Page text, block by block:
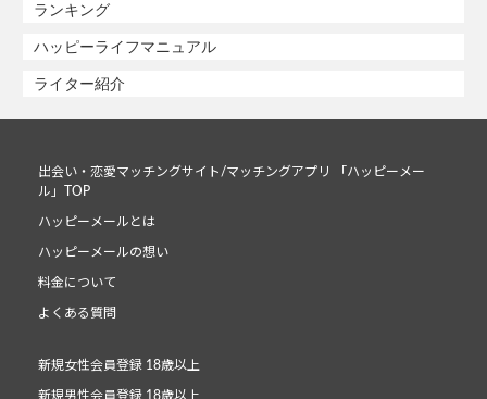
ランキング
ハッピーライフマニュアル
ライター紹介
出会い・恋愛マッチングサイト/マッチングアプリ 「ハッピーメー
ル」TOP
ハッピーメールとは
ハッピーメールの想い
料金について
よくある質問
新規女性会員登録 18歳以上
新規男性会員登録 18歳以上